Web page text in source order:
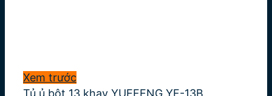
Xem trước
Tủ ủ bột 13 khay YUEFENG YF-13B